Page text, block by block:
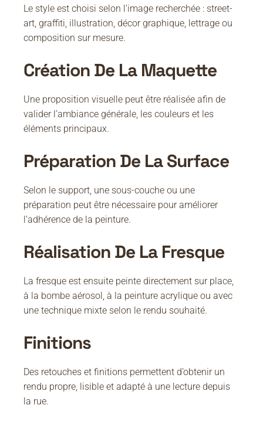
Le style est choisi selon l’image recherchée : street-
art, graffiti, illustration, décor graphique, lettrage ou
composition sur mesure.
Création De La Maquette
Une proposition visuelle peut être réalisée afin de
valider l’ambiance générale, les couleurs et les
éléments principaux.
Préparation De La Surface
Selon le support, une sous-couche ou une
préparation peut être nécessaire pour améliorer
l’adhérence de la peinture.
Réalisation De La Fresque
La fresque est ensuite peinte directement sur place,
à la bombe aérosol, à la peinture acrylique ou avec
une technique mixte selon le rendu souhaité.
Finitions
Des retouches et finitions permettent d’obtenir un
rendu propre, lisible et adapté à une lecture depuis
la rue.